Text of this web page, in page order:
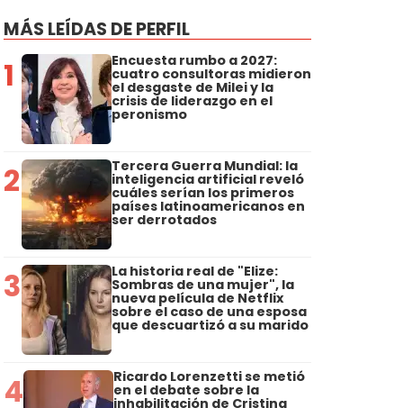
MÁS LEÍDAS DE PERFIL
1 Encuesta rumbo a 2027:
cuatro consultoras midieron
el desgaste de Milei y la
crisis de liderazgo en el
peronismo
2 Tercera Guerra Mundial: la
inteligencia artificial reveló
cuáles serían los primeros
países latinoamericanos en
ser derrotados
3 La historia real de "Elize:
Sombras de una mujer", la
nueva película de Netflix
sobre el caso de una esposa
que descuartizó a su marido
4 Ricardo Lorenzetti se metió
en el debate sobre la
inhabilitación de Cristina